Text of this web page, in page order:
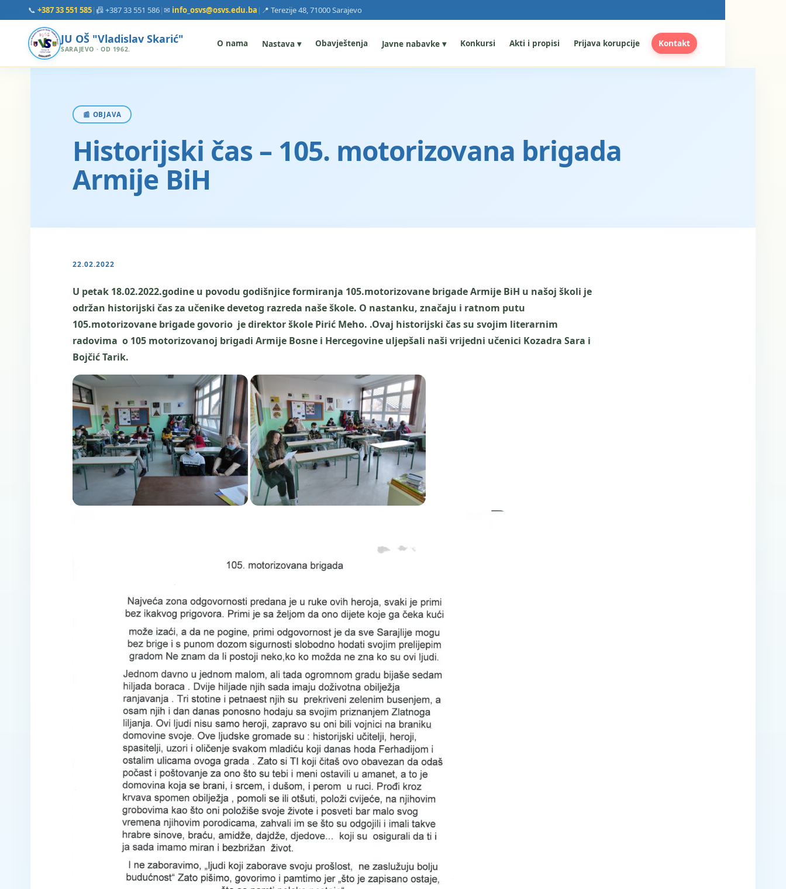
📞 +387 33 551 585|📠 +387 33 551 586|✉ info_osvs@osvs.edu.ba | 📍 Terezije 48, 71000 Sarajevo
JU OŠ "Vladislav Skarić"
SARAJEVO · OD 1962.
O nama Nastava ▾ Obavještenja Javne nabavke ▾ Konkursi Akti i propisi Prijava korupcije Kontakt
📰 OBJAVA
Historijski čas – 105. motorizovana brigada
Armije BiH
22.02.2022
U petak 18.02.2022.godine u povodu godišnjice formiranja 105.motorizovane brigade Armije BiH u našoj školi je
održan historijski čas za učenike devetog razreda naše škole. O nastanku, značaju i ratnom putu
105.motorizovane brigade govorio je direktor škole Pirić Meho. .Ovaj historijski čas su svojim literarnim
radovima o 105 motorizovanoj brigadi Armije Bosne i Hercegovine uljepšali naši vrijedni učenici Kozadra Sara i
Bojčić Tarik.